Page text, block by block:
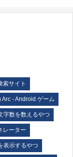
索サイト
Arc - Android ゲーム
字数を数えるやつ
レーター
表示するやつ